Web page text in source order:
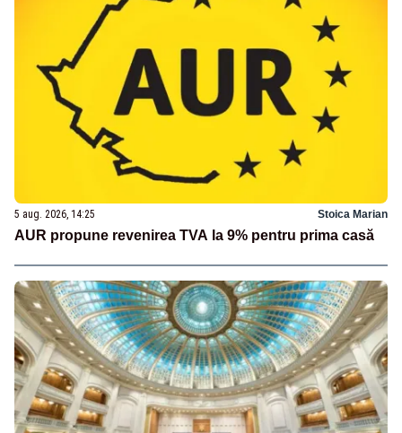
5 aug. 2026, 14:25 Stoica Marian
AUR propune revenirea TVA la 9% pentru prima casă